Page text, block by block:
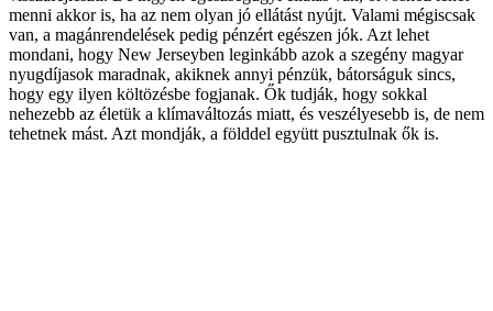
menni akkor is, ha az nem olyan jó ellátást nyújt. Valami mégiscsak
van, a magánrendelések pedig pénzért egészen jók. Azt lehet
mondani, hogy New Jerseyben leginkább azok a szegény magyar
nyugdíjasok maradnak, akiknek annyi pénzük, bátorságuk sincs,
hogy egy ilyen költözésbe fogjanak. Ők tudják, hogy sokkal
nehezebb az életük a klímaváltozás miatt, és veszélyesebb is, de nem
tehetnek mást. Azt mondják, a földdel együtt pusztulnak ők is.